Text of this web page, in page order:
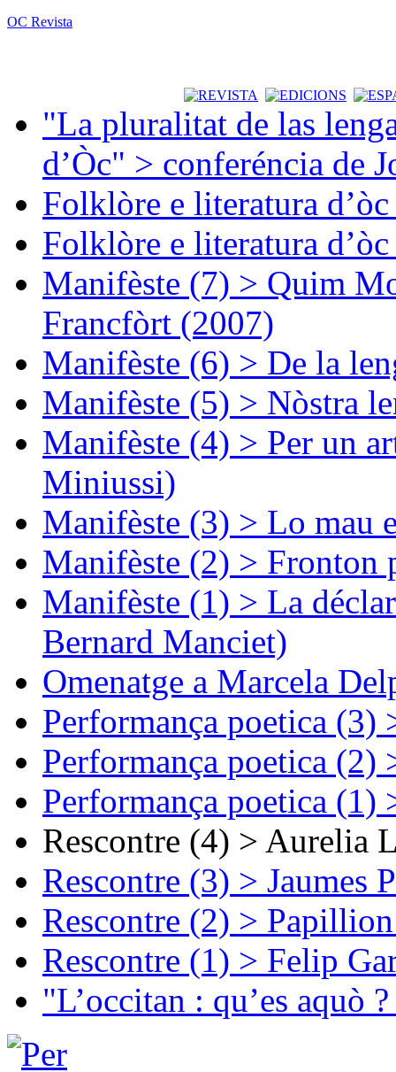
OC Revista
"La pluralitat de las
d’Òc" > conferéncia de
Folklòre e literatura
Folklòre e literatura
Manifèste (7) > Quim
Francfòrt (2007)
Manifèste (6) > De la
Manifèste (5) > Nòstra
Manifèste (4) > Per un
Miniussi)
Manifèste (3) > Lo mau
Manifèste (2) > Fronton
Manifèste (1) > La
Bernard Manciet)
Omenatge a Marcela
Performança poetica (3)
Performança poetica (2)
Performança poetica (1)
Rescontre (4) > Aurelia
Rescontre (3) > Jaumes
Rescontre (2) >
Rescontre (1) > Felip
"L’occitan : qu’es aquò